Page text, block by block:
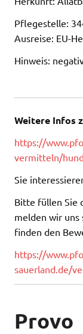
Pflegestelle:
Ausreise: EU-
Hinweis:
Weitere Infos
https://
vermitteln/
Sie
Bitte füllen Sie
melden wir uns
finden den
https://
sauerland.de/
Provo